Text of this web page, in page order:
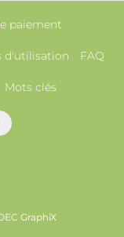
paiement
d'utilisation FAQ
Mots clés
GraphiX